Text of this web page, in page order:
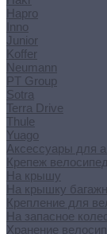
Hapro
Inno
Junior
Koffer
Neumann
PT Group
Sotra
Terra Drive
Thule
Yuago
Аксессуары для
Крепеж
На крышу
На крышку
Крепление для
На запасное
Хранение